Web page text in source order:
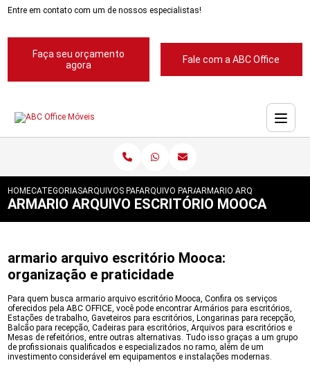
Entre em contato com um de nossos especialistas!
Faça seu orçamento
agora
Fale com a ABC Office
HOMECATEGORIASARQUIVOS PARA ESCRITORIOS
ARQUIVO PARA ESCRITORIOS PASTA
ARMARIO ARQUIVO
ARMARIO ARQUIVO ESCRITÓRIO MOOCA
armario arquivo escritório Mooca:
organização e praticidade
Para quem busca armario arquivo escritório Mooca, Confira os serviços
oferecidos pela ABC OFFICE, você pode encontrar Armários para escritórios,
Estações de trabalho, Gaveteiros para escritórios, Longarinas para recepção,
Balcão para recepção, Cadeiras para escritórios, Arquivos para escritórios e
Mesas de refeitórios, entre outras alternativas. Tudo isso graças a um grupo
de profissionais qualificados e especializados no ramo, além de um
investimento considerável em equipamentos e instalações modernas.